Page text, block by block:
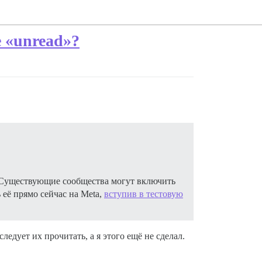
сообщества могут включить
прямо сейчас на Meta, вступив в тестовую
их прочитать, а я этого ещё не сделал.